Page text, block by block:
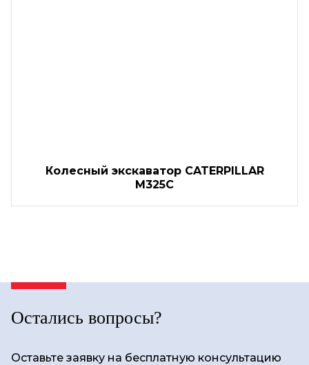
Колесный экскаватор CATERPILLAR
M325C
Остались вопросы?
Оставьте заявку на бесплатную консультацию